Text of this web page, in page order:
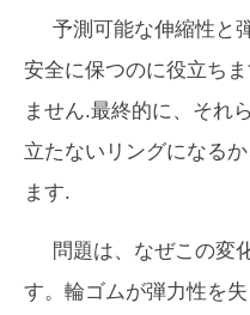
予測可能な伸縮性と
安全に保つのに役立ち
ません.最終的に、それ
立たないリングになる
ます.
問題は、なぜこの変
す。輪ゴムが弾力性を